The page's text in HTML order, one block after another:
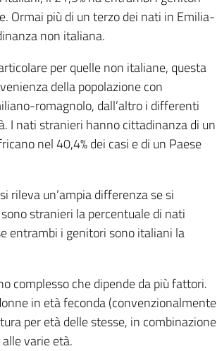
Ormai più di un terzo dei nati in Emilia-
non italiana.
per quelle non italiane, questa
della popolazione con
romagnolo, dall’altro i differenti
I nati stranieri hanno cittadinanza di un
nel 40,4% dei casi e di un Paese
rileva un’ampia differenza se si
stranieri la percentuale di nati
entrambi i genitori sono italiani la
complesso che dipende da più fattori.
in età feconda (convenzionalmente
per età delle stesse, in combinazione
varie età.